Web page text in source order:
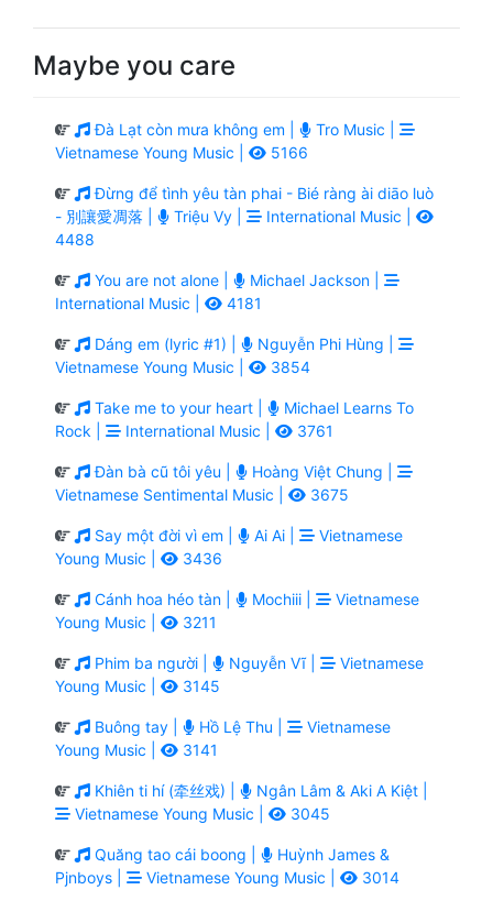
Maybe you care
Đà Lạt còn mưa không em |
Tro Music |
Vietnamese Young Music |
5166
Đừng để tình yêu tàn phai - Bié ràng ài diāo luò
- 別讓愛凋落 |
Triệu Vy |
International Music |
4488
You are not alone |
Michael Jackson |
International Music |
4181
Dáng em (lyric #1) |
Nguyễn Phi Hùng |
Vietnamese Young Music |
3854
Take me to your heart |
Michael Learns To
Rock |
International Music | 3761
Đàn bà cũ tôi yêu |
Hoàng Việt Chung |
Vietnamese Sentimental Music |
3675
Say một đời vì em | Ai Ai |
Vietnamese
Young Music |
3436
Cánh hoa héo tàn | Mochiii |
Vietnamese
Young Music |
3211
Phim ba người | Nguyễn Vĩ |
Vietnamese
Young Music |
3145
Buông tay | Hồ Lệ Thu |
Vietnamese
Young Music |
3141
Khiên ti hí (牵丝戏) |
Ngân Lâm & Aki A Kiệt |
Vietnamese Young Music |
3045
Quăng tao cái boong |
Huỳnh James &
Pjnboys |
Vietnamese Young Music | 3014